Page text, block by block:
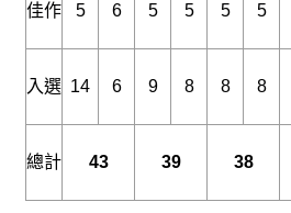
下
區
回
頁
佳作 5 6 5 5 5 5
入選 14 6 9 8 8 8
總計 43 39 38